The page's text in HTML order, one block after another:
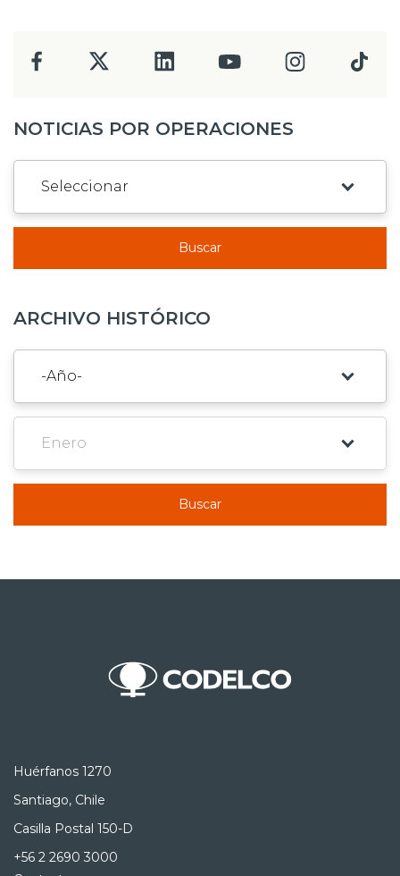
NOTICIAS POR OPERACIONES
Buscar
ARCHIVO HISTÓRICO
Buscar
Huérfanos 1270
Santiago, Chile
Casilla Postal 150-D
+56 2 2690 3000